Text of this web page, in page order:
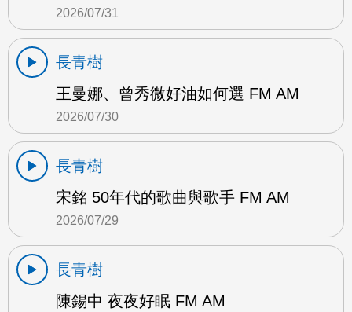
2026/07/31
長青樹
王曼娜、曾秀微好油如何選 FM AM
2026/07/30
長青樹
宋銘 50年代的歌曲與歌手 FM AM
2026/07/29
長青樹
陳錫中 夜夜好眠 FM AM